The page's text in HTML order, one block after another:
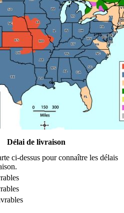
Délai de livraison
ci-dessus pour connaître les délais